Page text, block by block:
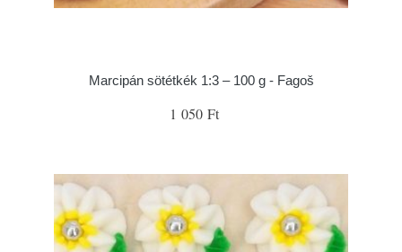
Marcipán sötétkék 1:3 – 100 g - Fagoš
1 050 Ft